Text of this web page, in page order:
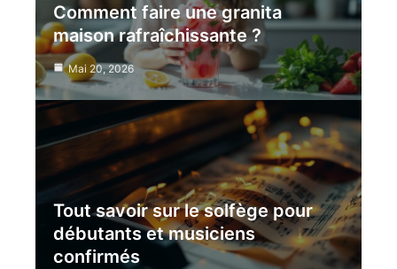
Comment faire une granita
maison rafraîchissante ?
Mai 20, 2026
Tout savoir sur le solfège pour
débutants et musiciens
confirmés